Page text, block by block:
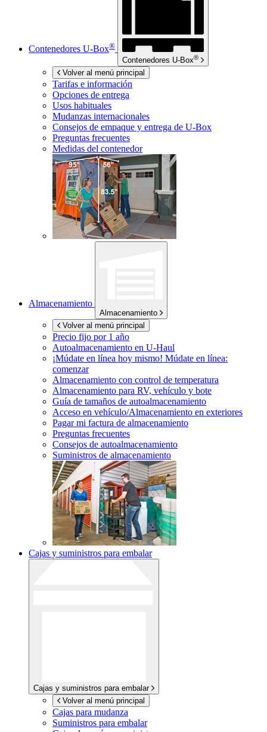
Contenedores U-Box®
Contenedores U-Box®
Volver al menú principal
Tarifas e información
Opciones de entrega
Usos habituales
Mudanzas internacionales
Consejos de empaque y entrega de U-Box
Preguntas frecuentes
Medidas del contenedor
Almacenamiento
Almacenamiento
Volver al menú principal
Precio fijo por 1 año
Autoalmacenamiento en U-Haul
¡Múdate en línea hoy mismo! Múdate en línea:
comenzar
Almacenamiento con control de temperatura
Almacenamiento para RV, vehículo y bote
Guía de tamaños de autoalmacenamiento
Acceso en vehículo/Almacenamiento en exteriores
Pagar mi factura de almacenamiento
Preguntas frecuentes
Consejos de autoalmacenamiento
Suministros de almacenamiento
Cajas y suministros para embalar
Cajas y suministros para embalar
Volver al menú principal
Cajas para mudanza
Suministros para embalar